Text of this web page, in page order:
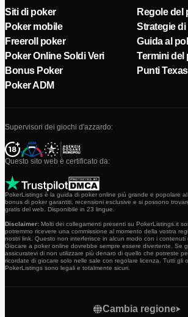
Siti di poker
Poker mobile
Freeroll poker
Poker Online Soldi Veri
Bonus Poker
Poker ADM
Regole del
Strategie
Guida al
Termini del
Punti
Supervisori dei giochi d'azzardo:
Questo sito web è certificato da:
PokerListings è la guida di poker online più grande e popolare
bonus di poker garantiti, recensioni esclusive e si possono
gratis del web. Disponibile in 23 lingue.
Disclaimer: Molti dei collegamenti presenti su PokerListings.it
potremmo ricevere una commissione al momento della vostra
nostri link. Questo non interferisce in alcun modo con i contenuti
Giocare a poker online dovrebbe sempre essere divertente. Se
assicuratevi di non utilizzare più denaro di quello che potreste
ricordate di giocare solo nelle sale con regolare licenza. Tutti gli
PokerListings sono legali e totalmente sicuri.
Cambia regione